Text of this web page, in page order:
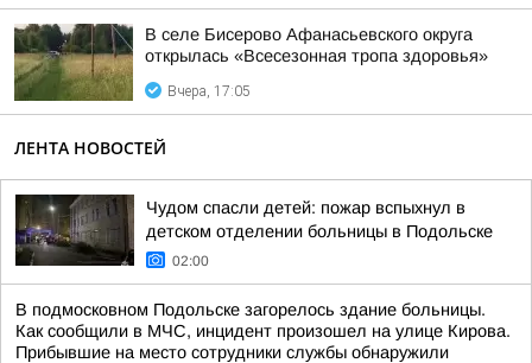
В селе Бисерово Афанасьевского округа
открылась «Всесезонная тропа здоровья»
Вчера, 17:05
ЛЕНТА НОВОСТЕЙ
Чудом спасли детей: пожар вспыхнул в
детском отделении больницы в Подольске
02:00
В подмосковном Подольске загорелось здание больницы.
Как сообщили в МЧС, инцидент произошел на улице Кирова.
Прибывшие на место сотрудники службы обнаружили